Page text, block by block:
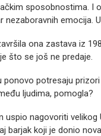
sposobnostima. I
nezaboravnih emocija.
ona zastava iz
što se još ne predaje.
ponovo potresaju
ljudima, pomogla?
nagovoriti velikog
barjak koji je donio